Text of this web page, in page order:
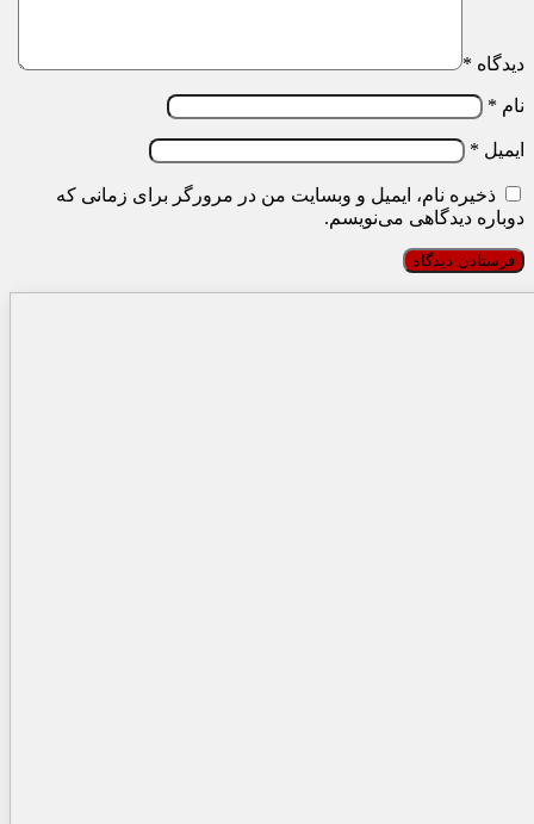
دیدگاه *
نام *
ایمیل *
ذخیره نام، ایمیل و وبسایت من در مرورگر برای زمانی که
دوباره دیدگاهی می‌نویسم.